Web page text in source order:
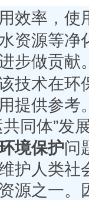
效率，使
资源等
步做贡
技术在环
提供参考
同体”发
境保护问
护人类
源之一